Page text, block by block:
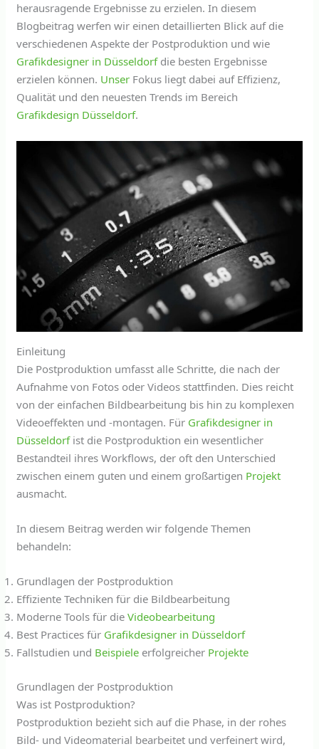
herausragende Ergebnisse zu erzielen. In diesem
Blogbeitrag werfen wir einen detaillierten Blick auf die
verschiedenen Aspekte der Postproduktion und wie
Grafikdesigner in Düsseldorfdie besten Ergebnisse
erzielen können. Unser Fokus liegt dabei auf Effizienz,
Qualität und den neuesten Trends im Bereich
Grafikdesign Düsseldorf.
Einleitung
Die Postproduktion umfasst alle Schritte, die nach der
Aufnahme von Fotos oder Videos stattfinden. Dies reicht
von der einfachen Bildbearbeitung bis hin zu komplexen
Videoeffekten und -montagen. Für Grafikdesigner in
Düsseldorfist die Postproduktion ein wesentlicher
Bestandteil ihres Workflows, der oft den Unterschied
zwischen einem guten und einem großartigen Projekt
ausmacht.
In diesem Beitrag werden wir folgende Themen
behandeln:
Grundlagen der Postproduktion
Effiziente Techniken für die Bildbearbeitung
Moderne Tools für dieVideobearbeitung
Best Practices für Grafikdesigner in Düsseldorf
Fallstudien und Beispiele erfolgreicher Projekte
Grundlagen der Postproduktion
Was ist Postproduktion?
Postproduktion bezieht sich auf die Phase, in der rohes
Bild- und Videomaterial bearbeitet und verfeinert wird,